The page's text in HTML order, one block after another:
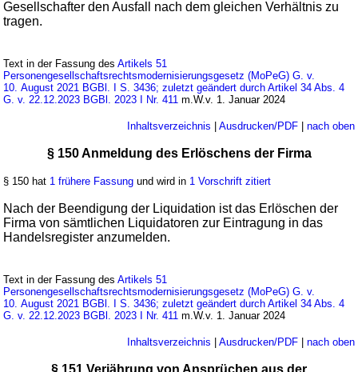
Gesellschafter den Ausfall nach dem gleichen Verhältnis zu
tragen.
Text in der Fassung desArtikels 51
Personengesellschaftsrechtsmodernisierungsgesetz (MoPeG) G. v.
10. August 2021 BGBl. I S. 3436; zuletzt geändert durch Artikel 34 Abs. 4
G. v. 22.12.2023 BGBl. 2023 I Nr. 411 m.W.v. 1. Januar 2024
Inhaltsverzeichnis | Ausdrucken/PDF| nach oben
§ 150 Anmeldung des Erlöschens der Firma
§ 150 hat 1 frühere Fassung und wird in 1 Vorschrift zitiert
Nach der Beendigung der Liquidation ist das Erlöschen der
Firma von sämtlichen Liquidatoren zur Eintragung in das
Handelsregister anzumelden.
Text in der Fassung desArtikels 51
Personengesellschaftsrechtsmodernisierungsgesetz (MoPeG) G. v.
10. August 2021 BGBl. I S. 3436; zuletzt geändert durch Artikel 34 Abs. 4
G. v. 22.12.2023 BGBl. 2023 I Nr. 411 m.W.v. 1. Januar 2024
Inhaltsverzeichnis | Ausdrucken/PDF| nach oben
§ 151 Verjährung von Ansprüchen aus der